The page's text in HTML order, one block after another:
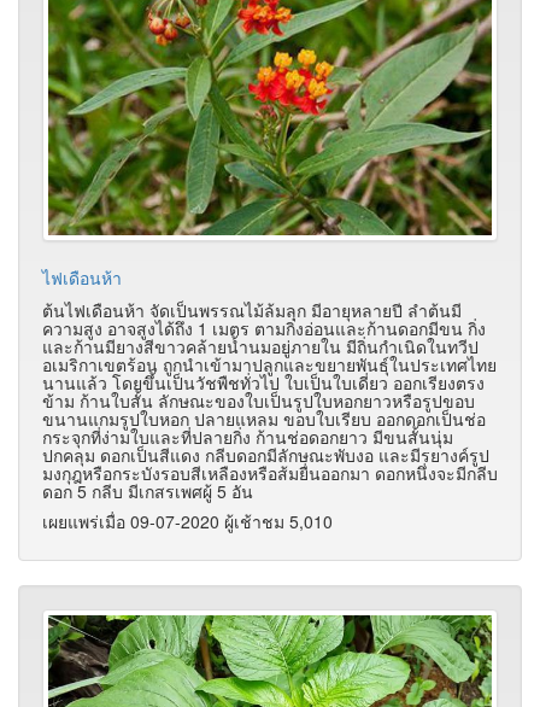
ไฟเดือนห้า
ต้นไฟเดือนห้า จัดเป็นพรรณไม้ล้มลุก มีอายุหลายปี ลำต้นมี
ความสูง อาจสูงได้ถึง 1 เมตร ตามกิ่งอ่อนและก้านดอกมีขน กิ่ง
และก้านมียางสีขาวคล้ายน้ำนมอยู่ภายใน มีถิ่นกำเนิดในทวีป
อเมริกาเขตร้อน ถูกนำเข้ามาปลูกและขยายพันธุ์ในประเทศไทย
นานแล้ว โดยขึ้นเป็นวัชพืชทั่วไป ใบเป็นใบเดี่ยว ออกเรียงตรง
ข้าม ก้านใบสั้น ลักษณะของใบเป็นรูปใบหอกยาวหรือรูปขอบ
ขนานแกมรูปใบหอก ปลายแหลม ขอบใบเรียบ ออกดอกเป็นช่อ
กระจุกที่ง่ามใบและที่ปลายกิ่ง ก้านช่อดอกยาว มีขนสั้นนุ่ม
ปกคลุม ดอกเป็นสีแดง กลีบดอกมีลักษณะพับงอ และมีรยางค์รูป
มงกุฎหรือกระบังรอบสีเหลืองหรือส้มยื่นออกมา ดอกหนึ่งจะมีกลีบ
ดอก 5 กลีบ มีเกสรเพศผู้ 5 อัน
เผยแพร่เมื่อ 09-07-2020 ผู้เช้าชม 5,010